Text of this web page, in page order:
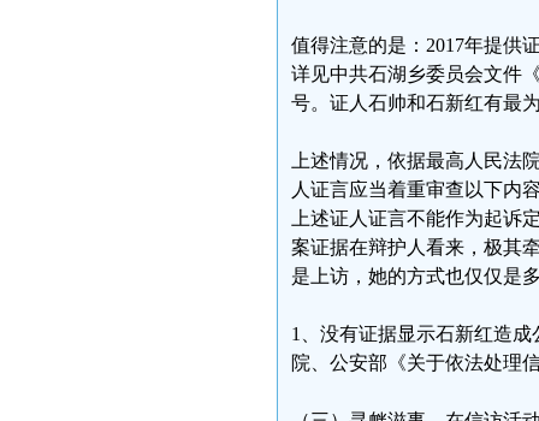
值得注意的是：2017年提供
详见中共石湖乡委员会文件
号。证人石帅和石新红有最
上述情况，依据最高人民法
人证言应当着重审查以下内
上述证人证言不能作为起诉
案证据在辩护人看来，极其
是上访，她的方式也仅仅是
1、没有证据显示石新红造
院、公安部《关于依法处理